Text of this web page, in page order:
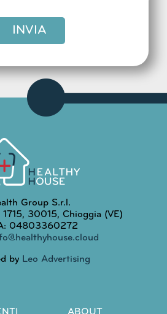
INVIA
Group S.r.l.
30015, Chioggia (VE)
04803360272
by Leo Advertising